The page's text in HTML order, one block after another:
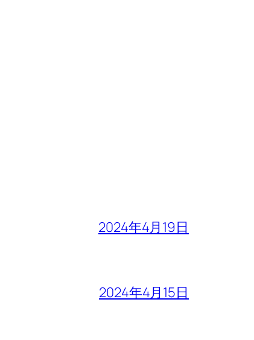
2024年4月19日
2024年4月15日